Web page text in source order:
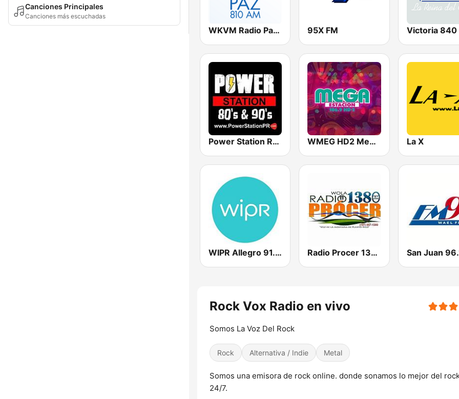
Canciones Principales
Canciones más escuchadas
WKVM Radio Paz 810 AM 95X FM Victoria 840
Power Station Radio WMEG HD2 Mega Estacion La X
WIPR Allegro 91.3 FM Radio Procer 1380 AM San Juan
Rock Vox Radio en vivo
Somos La Voz Del Rock
Rock Alternativa / Indie Metal
Somos una emisora de rock online. donde sonamos lo mejor del
24/7.